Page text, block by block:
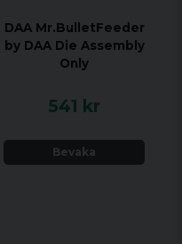
DAA Mr.BulletFeeder
by DAA Die Assembly
Only
541 kr
Bevaka